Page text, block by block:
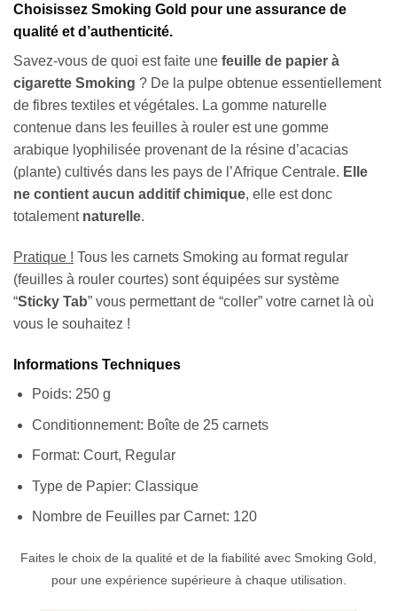
Choisissez Smoking Gold pour une assurance de
qualité et d’authenticité.
Savez-vous de quoi est faite une feuille de papier à
cigarette Smoking ? De la pulpe obtenue essentiellement
de fibres textiles et végétales. La gomme naturelle
contenue dans les feuilles à rouler est une gomme
arabique lyophilisée provenant de la résine d’acacias
(plante) cultivés dans les pays de l’Afrique Centrale. Elle
ne contient aucun additif chimique, elle est donc
totalement naturelle.
Pratique ! Tous les carnets Smoking au format regular
(feuilles à rouler courtes) sont équipées sur système
“Sticky Tab” vous permettant de “coller” votre carnet là où
vous le souhaitez !
Informations Techniques
Poids: 250 g
Conditionnement: Boîte de 25 carnets
Format: Court, Regular
Type de Papier: Classique
Nombre de Feuilles par Carnet: 120
Faites le choix de la qualité et de la fiabilité avec Smoking Gold,
pour une expérience supérieure à chaque utilisation.